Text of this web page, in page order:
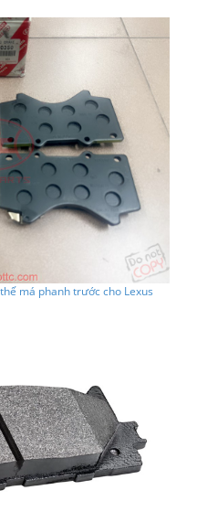
má phanh trước cho Lexus